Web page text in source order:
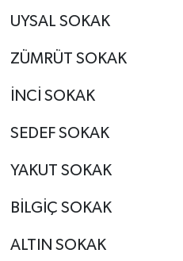
UYSAL SOKAK
ZÜMRÜT SOKAK
İNCİ SOKAK
SEDEF SOKAK
YAKUT SOKAK
BİLGİÇ SOKAK
ALTIN SOKAK